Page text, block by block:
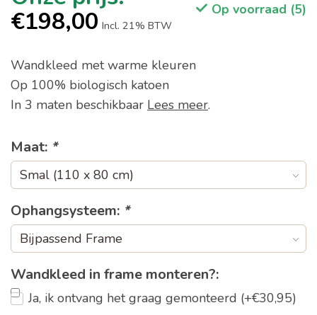
€198,00 Incl. 21% BTW
Op voorraad (5)
Wandkleed met warme kleuren
Op 100% biologisch katoen
In 3 maten beschikbaar Lees meer.
Maat: *
Ophangsysteem: *
Wandkleed in frame monteren?:
Ja, ik ontvang het graag gemonteerd (+€30,95)